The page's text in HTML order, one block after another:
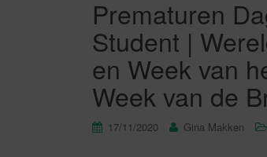
Prematuren
Student |
en Week van
Week van de
17/11/2020 Gina Makken